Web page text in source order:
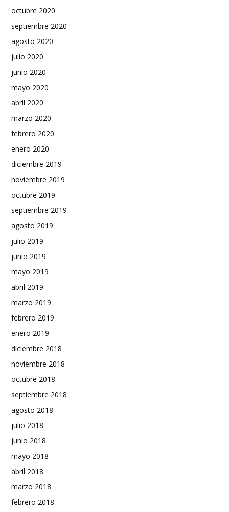
octubre 2020
septiembre 2020
agosto 2020
julio 2020
junio 2020
mayo 2020
abril 2020
marzo 2020
febrero 2020
enero 2020
diciembre 2019
noviembre 2019
octubre 2019
septiembre 2019
agosto 2019
julio 2019
junio 2019
mayo 2019
abril 2019
marzo 2019
febrero 2019
enero 2019
diciembre 2018
noviembre 2018
octubre 2018
septiembre 2018
agosto 2018
julio 2018
junio 2018
mayo 2018
abril 2018
marzo 2018
febrero 2018